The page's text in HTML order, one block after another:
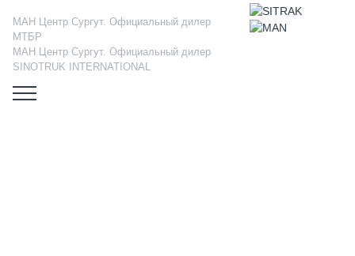
МАН Центр Сургут. Официальный дилер
МТБР
МАН Центр Сургут. Официальный дилер
SINOTRUK INTERNATIONAL